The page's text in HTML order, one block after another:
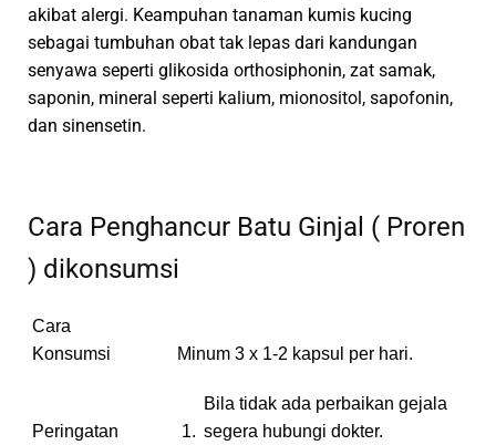
akibat alergi. Keampuhan tanaman kumis kucing
sebagai tumbuhan obat tak lepas dari kandungan
senyawa seperti glikosida orthosiphonin, zat samak,
saponin, mineral seperti kalium, mionositol, sapofonin,
dan sinensetin.
Cara Penghancur Batu Ginjal ( Proren
) dikonsumsi
Cara
Konsumsi
Minum 3 x 1-2 kapsul per hari.
Peringatan 1.
Bila tidak ada perbaikan gejala
segera hubungi dokter.